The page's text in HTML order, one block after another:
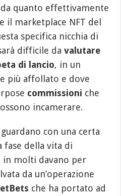
da quanto effettivamente
il marketplace NFT del
specifica nicchia di
difficile davalutare
di lancio, in un
più affollato e dove
commissioni che
incamerare.
con una certa
fase della vita di
in molti davano per
da un’operazione
che ha portato ad